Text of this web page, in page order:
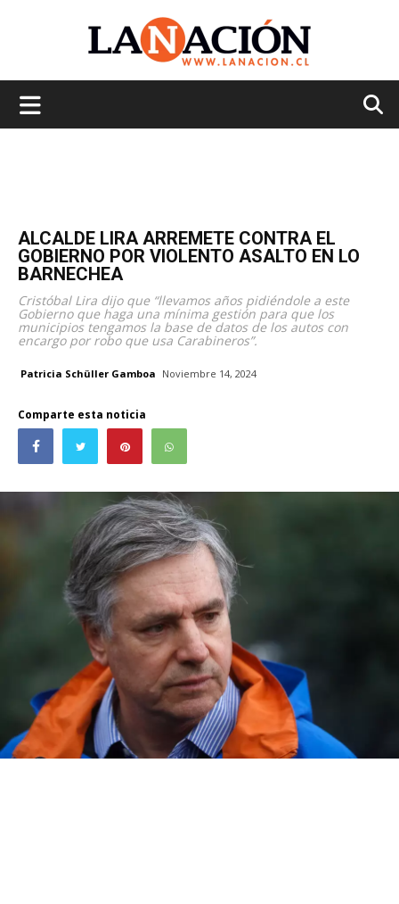
ALCALDE LIRA ARREMETE CONTRA EL
GOBIERNO POR VIOLENTO ASALTO EN LO
BARNECHEA
Cristóbal Lira dijo que “llevamos años pidiéndole a este
Gobierno que haga una mínima gestión para que los
municipios tengamos la base de datos de los autos con
encargo por robo que usa Carabineros”.
Patricia Schüller Gamboa Noviembre 14, 2024
Comparte esta noticia